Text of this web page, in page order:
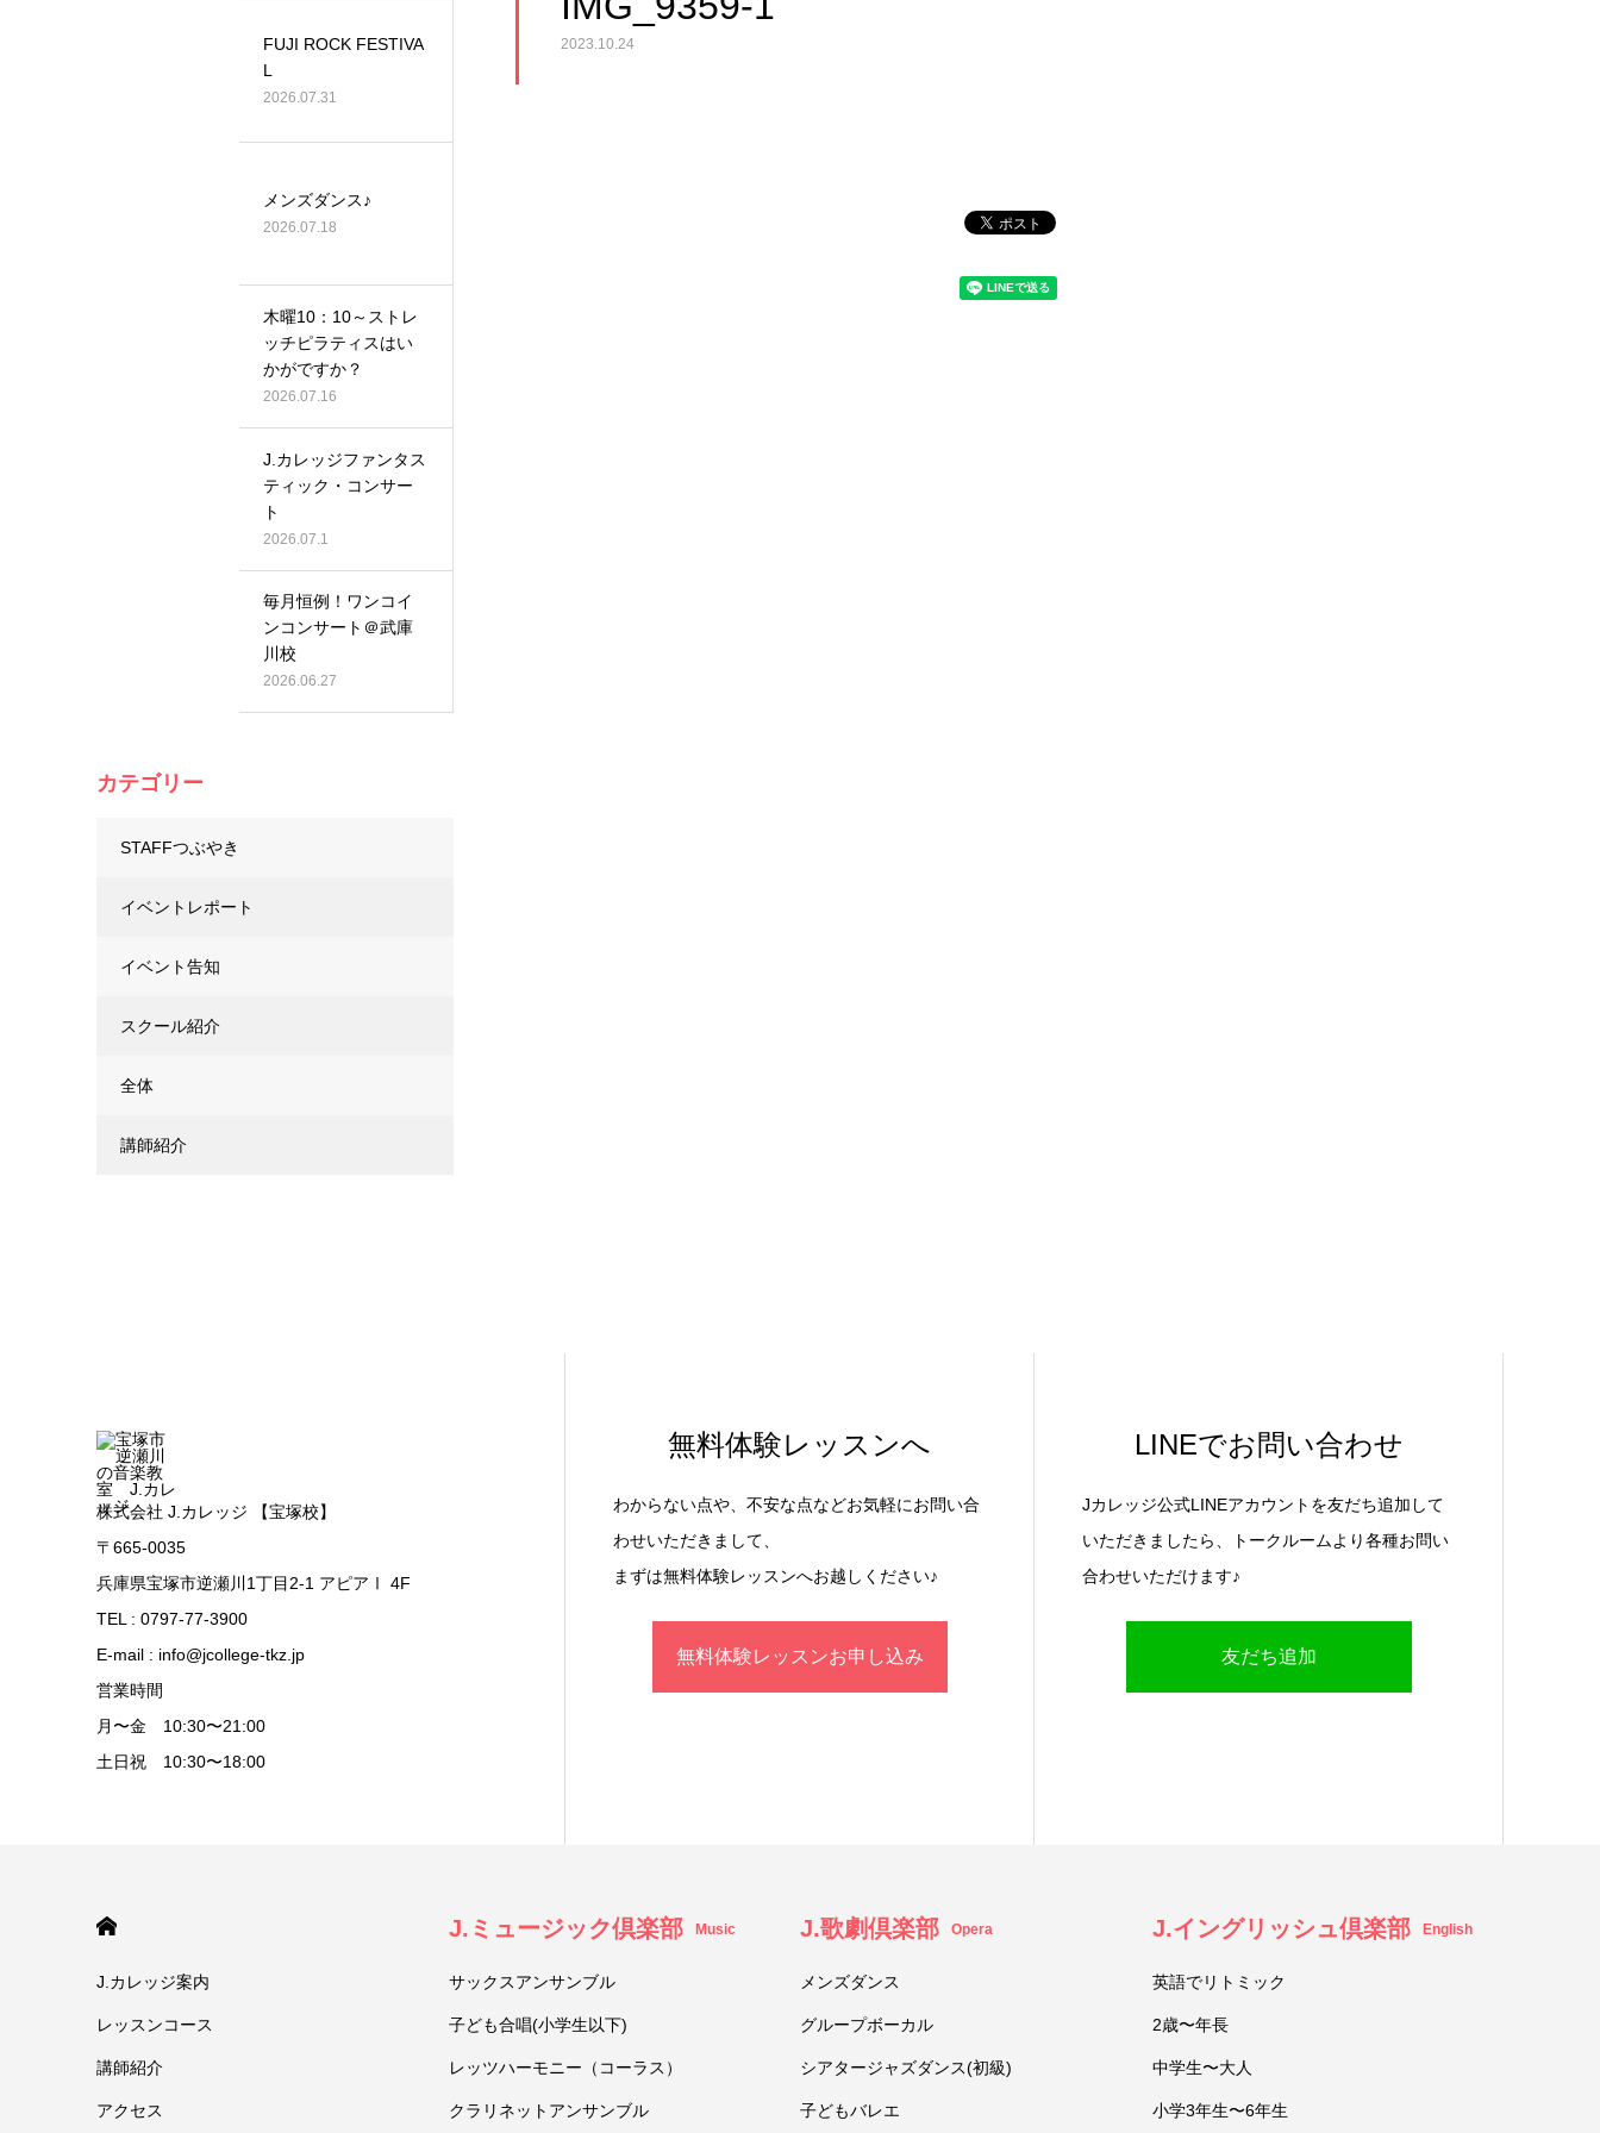
2023.10.24
FUJI ROCK FESTIVA
L
2026.07.31
メンズダンス♪
2026.07.18
木曜10：10～ストレ
ッチピラティスはい
かがですか？
2026.07.16
J.カレッジファンタス
ティック・コンサー
ト
2026.07.1
毎月恒例！ワンコイ
ンコンサート＠武庫
川校
2026.06.27
カテゴリー
STAFFつぶやき
イベントレポート
イベント告知
スクール紹介
全体
講師紹介
株式会社 J.カレッジ 【宝塚校】
〒665-0035
兵庫県宝塚市逆瀬川1丁目2-1 アピアⅠ 4F
TEL : 0797-77-3900
E-mail : info@jcollege-tkz.jp
営業時間
月〜金 10:30〜21:00
土日祝 10:30〜18:00
無料体験レッスンへ
わからない点や、不安な点などお気軽にお問い合
わせいただきまして、
まずは無料体験レッスンへお越しください♪
無料体験レッスンお申し込み
LINEでお問い合わせ
Jカレッジ公式LINEアカウントを友だち追加して
いただきましたら、トークルームより各種お問い
合わせいただけます♪
友だち追加
J.カレッジ案内
レッスンコース
講師紹介
アクセス
J.ミュージック倶楽部 Music
サックスアンサンブル
子ども合唱(小学生以下)
レッツハーモニー（コーラス）
クラリネットアンサンブル
J.歌劇倶楽部 Opera
メンズダンス
グループボーカル
シアタージャズダンス(初級)
子どもバレエ
J.イングリッシュ倶楽部 English
英語でリトミック
2歳〜年長
中学生〜大人
小学3年生〜6年生